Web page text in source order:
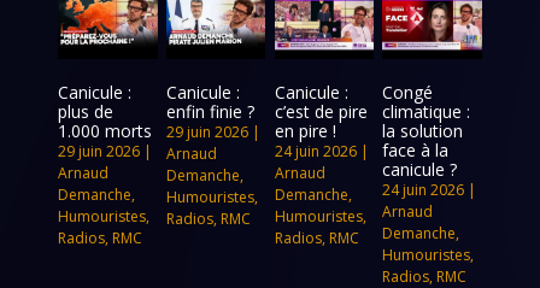
Canicule :
plus de
1.000 morts
29 juin 2026 |
Arnaud
Demanche,
Humouristes,
Radios, RMC
Canicule :
enfin finie ?
29 juin 2026|
Arnaud
Demanche,
Humouristes,
Radios, RMC
Canicule :
c’est de pire
en pire !
24 juin 2026|
Arnaud
Demanche,
Humouristes,
Radios, RMC
Congé
climatique :
la solution
face à la
canicule ?
24 juin 2026 |
Arnaud
Demanche,
Humouristes,
Radios, RMC